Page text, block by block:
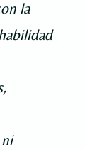
la